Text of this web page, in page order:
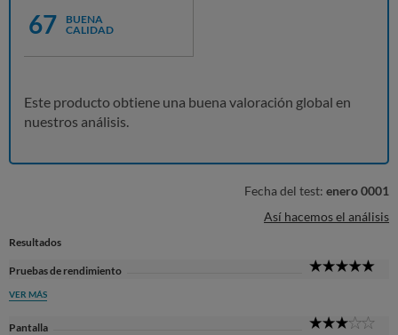
67
BUENA
CALIDAD
Este producto obtiene una buena valoración global en
nuestros análisis.
Fecha del test: enero 0001
Así hacemos el análisis
Resultados
Pruebas de rendimiento
VER MÁS
Pantalla